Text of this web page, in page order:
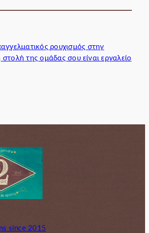
ρουχισμός στην
στολή της ομάδας σου είναι εργαλείο
since 2015